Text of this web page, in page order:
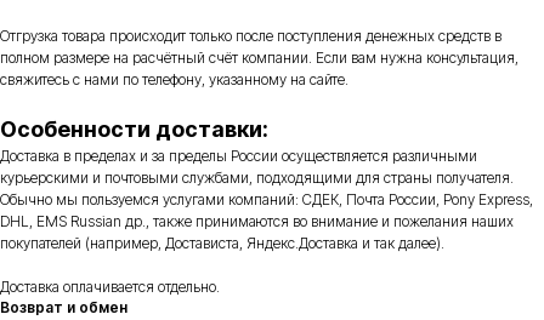
Отгрузка товара происходит только после поступления денежных средств в
полном размере на расчётный счёт компании. Если вам нужна консультация,
свяжитесь с нами по телефону, указанному на сайте.
Особенности доставки:
Доставка в пределах и за пределы России осуществляется различными
курьерскими и почтовыми службами, подходящими для страны получателя.
Обычно мы пользуемся услугами компаний: СДЕК, Почта России, Pony Express,
DHL, EMS Russian др., также принимаются во внимание и пожелания наших
покупателей (например, Достависта, Яндекс.Доставка и так далее).
Доставка оплачивается отдельно.
Возврат и обмен